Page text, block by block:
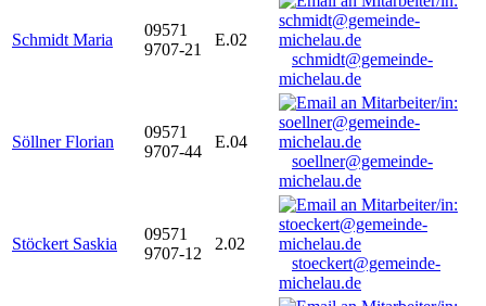
Schmidt Maria
09571
9707-21
E.02
schmidt@gemeinde-
michelau.de
Söllner Florian
09571
9707-44
E.04
soellner@gemeinde-
michelau.de
Stöckert Saskia
09571
9707-12
2.02
stoeckert@gemeinde-
michelau.de